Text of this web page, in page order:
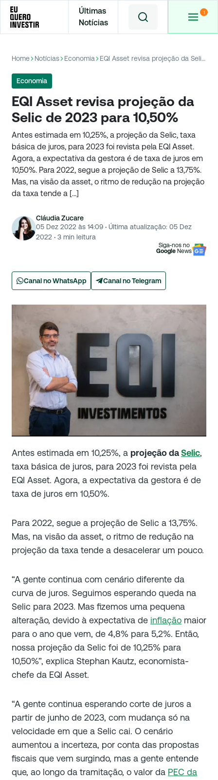
Últimas
Notícias
Home Notícias Economia EQI Asset revisa projeção da Selic de 2023 para 10,50%
Economia
EQI Asset revisa projeção da
Selic de 2023 para 10,50%
Antes estimada em 10,25%, a projeção da Selic, taxa
básica de juros, para 2023 foi revista pela EQI Asset.
Agora, a expectativa da gestora é de taxa de juros em
10,50%. Para 2022, segue a projeção de Selic a 13,75%.
Mas, na visão da asset, o ritmo de redução na projeção
da taxa tende a […]
Cláudia Zucare
05 Dez 2022 às 14:09 · Última atualização: 05 Dez
2022 · 3 min leitura
Siga-nos no
Google News
Canal no WhatsApp Canal no Telegram
Antes estimada em 10,25%, a projeção daSelic,
taxa básica de juros, para 2023 foi revista pela
EQI Asset. Agora, a expectativa da gestora é de
taxa de juros em 10,50%.
Para 2022, segue a projeção de Selic a 13,75%.
Mas, na visão da asset, o ritmo de redução na
projeção da taxa tende a desacelerar um pouco.
“A gente continua com cenário diferente da
curva de juros. Seguimos esperando queda na
Selic para 2023. Mas fizemos uma pequena
alteração, devido à expectativa de inflação maior
para o ano que vem, de 4,8% para 5,2%. Então,
nossa projeção da Selic foi de 10,25% para
10,50%”, explica Stephan Kautz, economista-
chefe da EQI Asset.
“A gente continua esperando corte de juros a
partir de junho de 2023, com mudança só na
velocidade em que a Selic cai. O cenário
aumentou a incerteza, por conta das propostas
fiscais que vem surgindo, mas a gente entende
que, ao longo da tramitação, o valor da PEC da